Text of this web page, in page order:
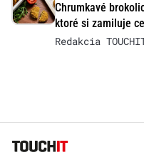
Chrumkavé
ktoré si zamiluje
Redakcia